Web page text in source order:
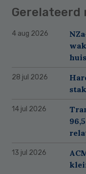
Gerelateerd
4 aug 2026
28 jul 2026
14 jul 2026
13 jul 2026